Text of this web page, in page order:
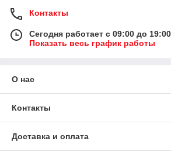
Контакты
Сегодня работает с 09:00 до 19:00
Показать весь график работы
О нас
Контакты
Доставка и оплата